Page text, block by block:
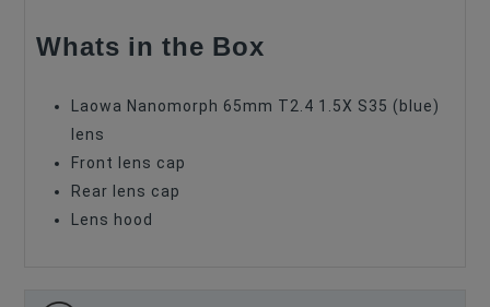
Whats in the Box
Laowa Nanomorph 65mm T2.4 1.5X S35 (blue)
lens
Front lens cap
Rear lens cap
Lens hood